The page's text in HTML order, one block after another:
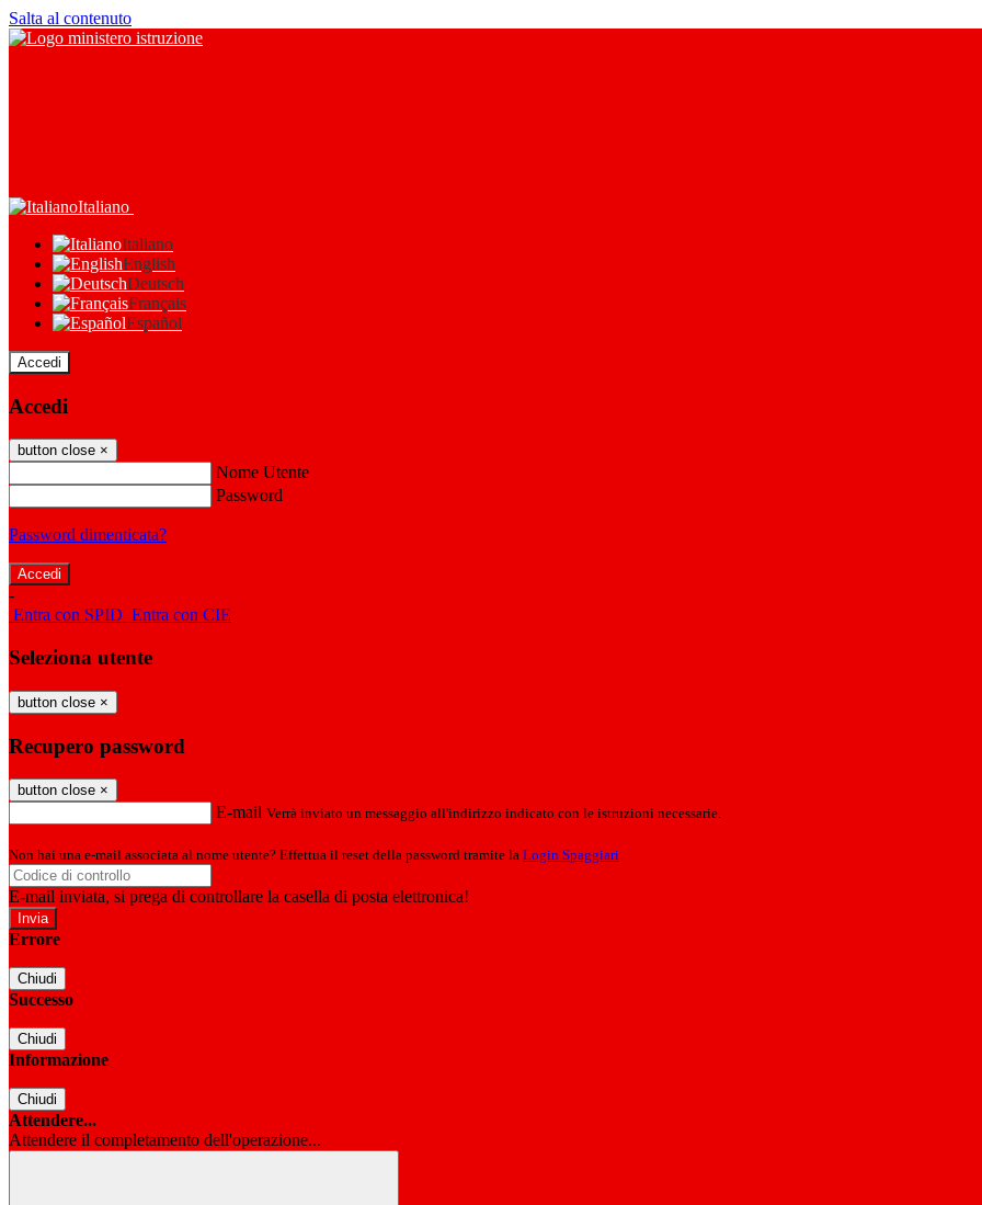
Salta al contenuto
Italiano
Italiano
English
Deutsch
Français
Español
Accedi
Accedi
button close ×
Nome Utente
Password
Password dimenticata?
-
Entra con SPID Entra con CIE
Seleziona utente
button close ×
Recupero password
button close ×
E-mail Verrà inviato un messaggio all'indirizzo indicato con le istruzioni necessarie.
Non hai una e-mail associata al nome utente? Effettua il reset della password tramite la Login Spaggiari
E-mail inviata, si prega di controllare la casella di posta elettronica!
Errore
Chiudi
Successo
Chiudi
Informazione
Chiudi
Attendere...
Attendere il completamento dell'operazione...